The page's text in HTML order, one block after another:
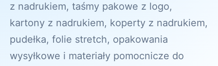
z nadrukiem, taśmy pakowe z logo,
kartony z nadrukiem, koperty z nadrukiem,
pudełka, folie stretch, opakowania
wysyłkowe i materiały pomocnicze do